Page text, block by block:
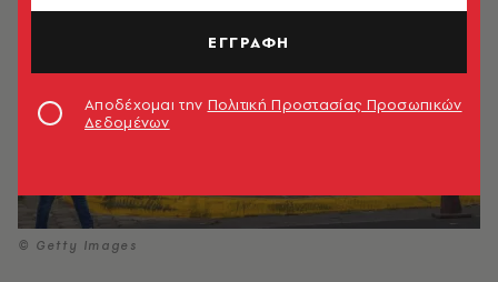
© Getty Images
ΕΓΓΡΑΦΗ
Αποδέχομαι την Πολιτική Προστασίας Προσωπικών
Δεδομένων